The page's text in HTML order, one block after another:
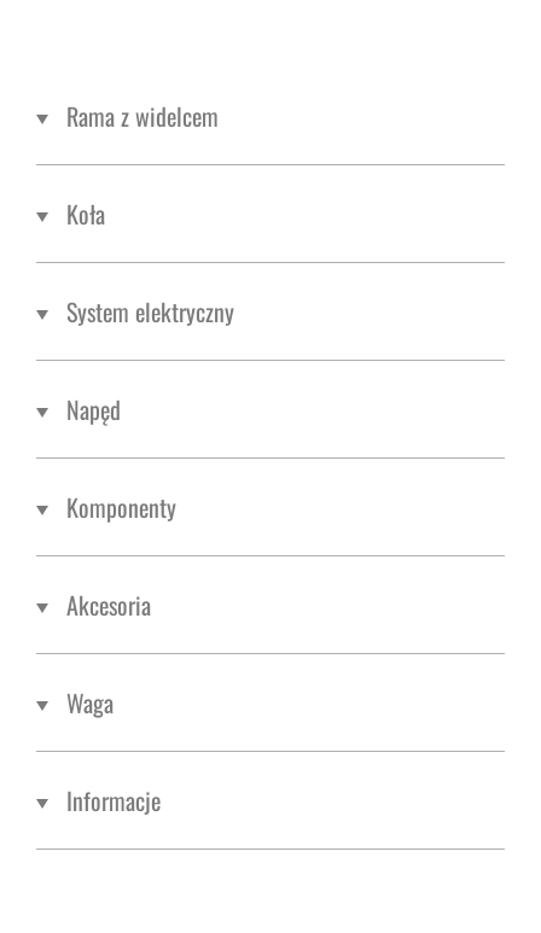
Rama z widelcem
Koła
System elektryczny
Napęd
Komponenty
Akcesoria
Waga
Informacje